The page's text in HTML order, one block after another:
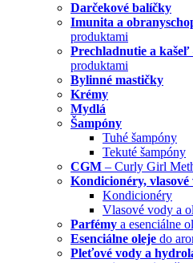
Darčekové balíčky
Imunita a
produktami
Prechladnutie a kašeľ
produktami
Bylinné mastičky
Krémy
Mydlá
Šampóny
Tuhé šampóny
Tekuté šampóny
CGM – Curly Girl
Kondicionéry, vlasové
Kondicionéry
Vlasové vody a
Parfémy a esenciálne
Esenciálne oleje do
Pleťové vody a